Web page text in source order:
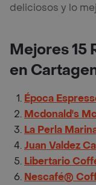
deliciosos y lo
Mejores 15
en
Época
Mcdonald's
La Perla
Juan Valdez
Libertario
Nescafé®